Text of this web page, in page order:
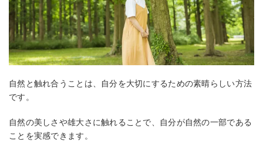
自然と触れ合うことは、自分を大切にするための素晴らしい方法
です。
自然の美しさや雄大さに触れることで、自分が自然の一部である
ことを実感できます。